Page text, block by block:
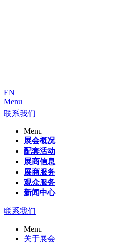
EN
Menu
联系我们
Menu
展会概况
配套活动
展商信息
展商服务
观众服务
新闻中心
联系我们
Menu
关于展会